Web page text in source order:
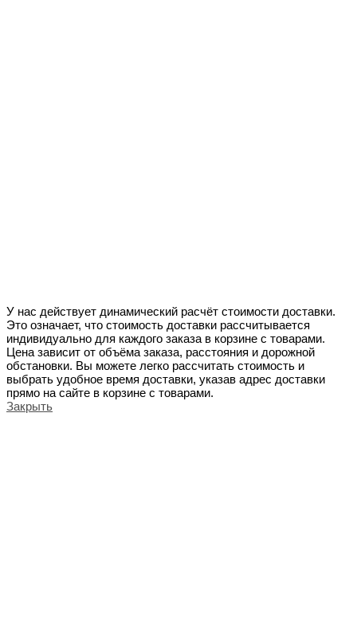
У нас действует динамический расчёт стоимости доставки.
Это означает, что стоимость доставки рассчитывается
индивидуально для каждого заказа в корзине с товарами.
Цена зависит от объёма заказа, расстояния и дорожной
обстановки. Вы можете легко рассчитать стоимость и
выбрать удобное время доставки, указав адрес доставки
прямо на сайте в корзине с товарами.
Закрыть